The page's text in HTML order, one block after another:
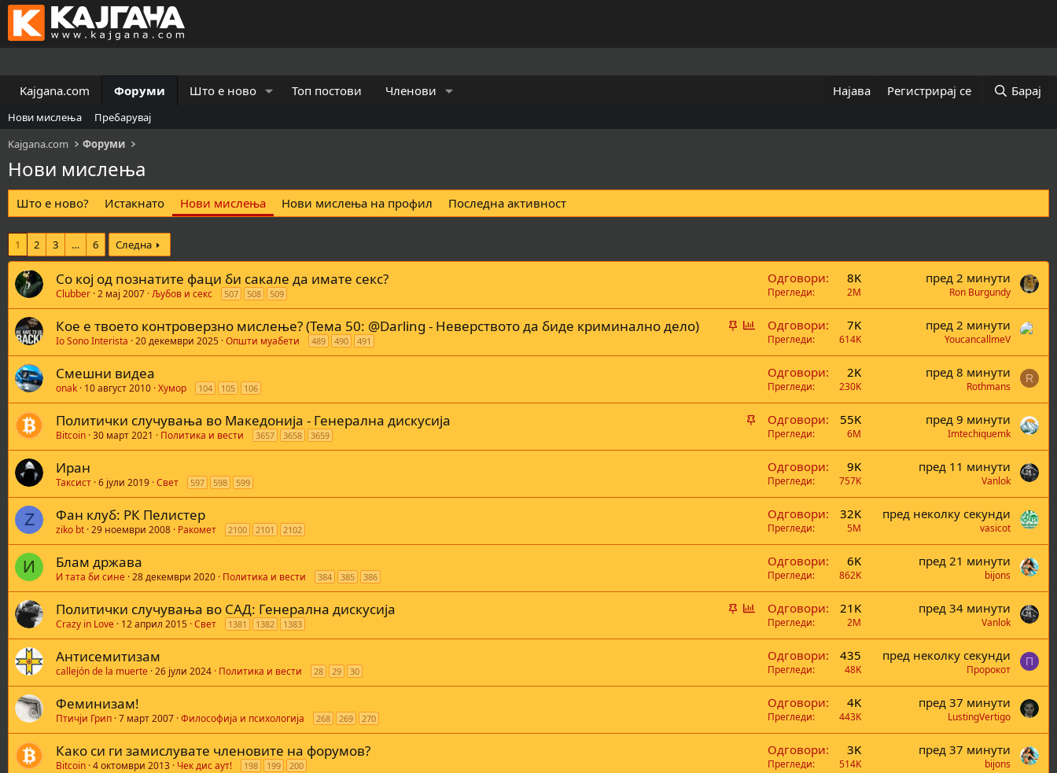
Kajgana.com Форуми Што е ново Топ постови Членови Најава Регистрирај се Барај
Нови мислења
Пребарувај
Kajgana.com
Форуми
Нови мислења
Што е ново? Истакнато Нови мислења Нови мислења на профил Последна активност
1 2 3 … 6 Следна
Со кој од познатите фаци би сакале да имате секс?
Clubber 2 мај 2007 Љубов и секс 507 508 509
Одговори 8K
Прегледи 2M
пред 2 минути
Ron Burgundy
В
ж
Г
а
њ
е
Кое е твоето контроверзно мислење? (Тема 50: @Darling - Неверството да биде криминално дело)
Io Sono Interista 20 декември 2025 Општи муабети 489 490 491
Одговори 7K
Прегледи 614K
пред 2 минути
YoucancallmeV
Смешни видеа
onak 10 август 2010 Хумор 104 105 106
Одговори 2K
Прегледи 230K
пред 8 минути
Rothmans
R
В
ж
Политички случувања во Македонија - Генерална дискусија
Bitcoin 30 март 2021 Политика и вести 3657 3658 3659
Одговори 55K
Прегледи 6M
пред 9 минути
Imtechiquemk
Иран
Таксист 6 јули 2019 Свет 597 598 599
Одговори 9K
Прегледи 757K
пред 11 минути
Vanlok
Z Фан клуб: РК Пелистер
ziko bt 29 ноември 2008 Ракомет 2100 2101 2102
Одговори 32K
Прегледи 5M
пред неколку секунди
vasicot
И Блам држава
И тата би сине 28 декември 2020 Политика и вести 384 385 386
Одговори 6K
Прегледи 862K
пред 21 минути
bijons
В
ж
Г
а
њ
Политички случувања во САД: Генерална дискусија
Crazy in Love 12 април 2015 Свет 1381 1382 1383
Одговори 21K
Прегледи 2M
пред 34 минути
Vanlok
Антисемитизам
callejón de la muerte 26 јули 2024 Политика и вести 28 29 30
Одговори 435
Прегледи 48K
пред неколку секунди
Пророкот
П
Феминизам!
Птичји Грип 7 март 2007 Философија и психологија 268 269 270
Одговори 4K
Прегледи 443K
пред 37 минути
LustingVertigo
Како си ги замислувате членовите на форумов?
Bitcoin 4 октомври 2013 Чек дис аут! 198 199 200
Одговори 3K
Прегледи 514K
пред 37 минути
bijons